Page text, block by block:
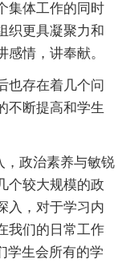
集体工作的同时
织更具凝聚力和
情，讲奉献。
也存在着几个问
不断提高和学生
，政治素养与敏锐
个较大规模的政
入，对于学习内
我们的日常工作
学生会所有的学